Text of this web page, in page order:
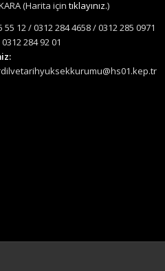
(Harita için tıklayınız.)
55 12 / 0312 284 4658 / 0312 285 0971
0312 284 92 01